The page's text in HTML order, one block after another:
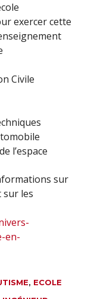
exercer cette
Civile
l’espace
sur
sur les
en-
, ECOLE